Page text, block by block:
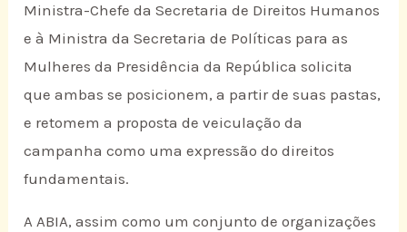
Ministra-Chefe da Secretaria de Direitos Humanos
e à Ministra da Secretaria de Políticas para as
Mulheres da Presidência da República solicita
que ambas se posicionem, a partir de suas pastas,
e retomem a proposta de veiculação da
campanha como uma expressão do direitos
fundamentais.
A ABIA, assim como um conjunto de organizações